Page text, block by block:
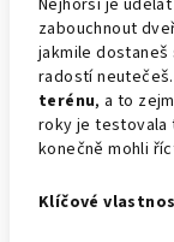
Nejhorší je
zabouchnout
jakmile dostaneš
radostí
terénu, a to
roky je testovala
konečně mohli
Klíčové